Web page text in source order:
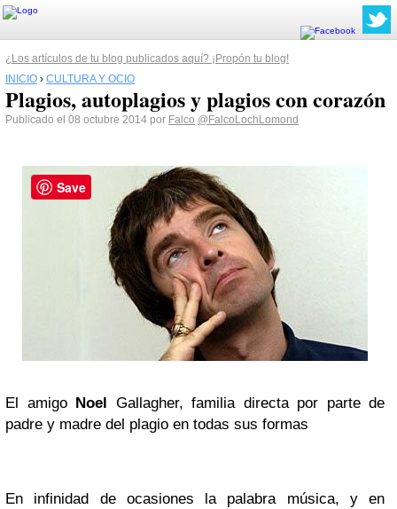
¿Los artículos de tu blog publicados aquí? ¡Propón tu blog!
INICIO › CULTURA Y OCIO
Plagios, autoplagios y plagios con corazón
Publicado el 08 octubre 2014 por Falco @FalcoLochLomond
El amigo Noel Gallagher, familia directa por parte de
padre y madre del plagio en todas sus formas
En infinidad de ocasiones la palabra música, y en
Save